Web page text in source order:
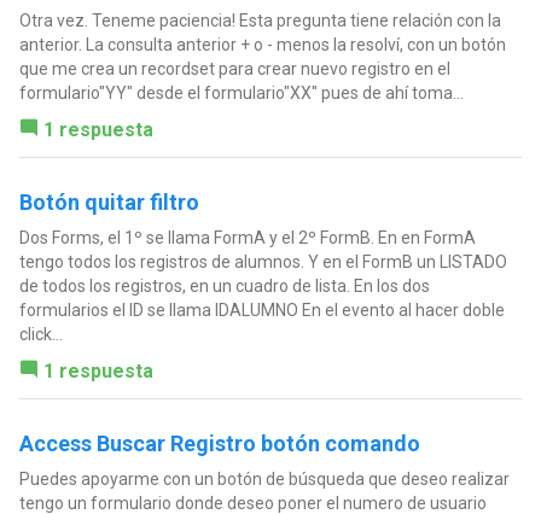
Otra vez. Teneme paciencia! Esta pregunta tiene relación con la
anterior. La consulta anterior + o - menos la resolví, con un botón
que me crea un recordset para crear nuevo registro en el
formulario"YY" desde el formulario"XX" pues de ahí toma...
1 respuesta
Botón quitar filtro
Dos Forms, el 1º se llama FormA y el 2º FormB. En en FormA
tengo todos los registros de alumnos. Y en el FormB un LISTADO
de todos los registros, en un cuadro de lista. En los dos
formularios el ID se llama IDALUMNO En el evento al hacer doble
click...
1 respuesta
Access Buscar Registro botón comando
Puedes apoyarme con un botón de búsqueda que deseo realizar
tengo un formulario donde deseo poner el numero de usuario